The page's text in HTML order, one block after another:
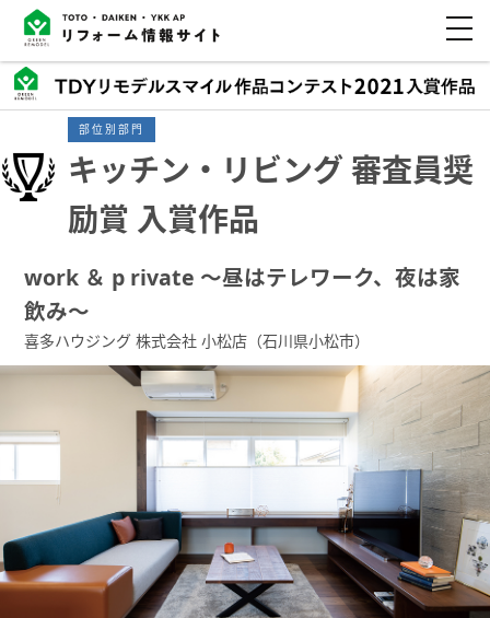
部位別部門
キッチン・リビング 審査員奨
励賞 入賞作品
work ＆ p rivate ～昼はテレワーク、夜は家
飲み～
喜多ハウジング 株式会社 小松店（石川県小松市）